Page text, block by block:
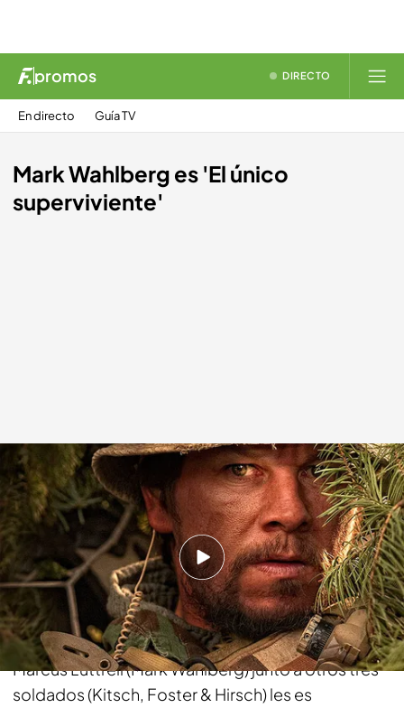
promos DIRECTO
En directo Guía TV
Mark Wahlberg es 'El único
superviviente'
telecinco.es
22 MAY 2016 - 01:00h.
Compartir
A un equipo de élite de las fuerzas especiales
SEAL del ejército norteamericano, liderados por
Marcus Luttrell (Mark Wahlberg) junto a otros tres
soldados (Kitsch, Foster & Hirsch) les es